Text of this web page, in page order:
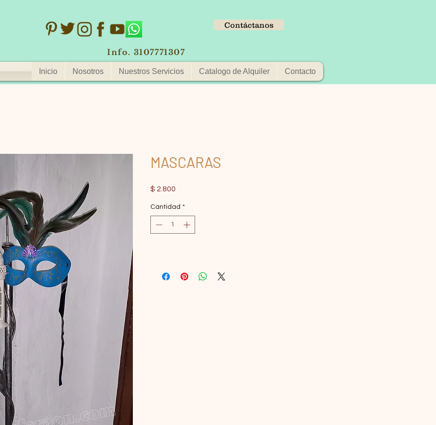
Contáctanos
Info. 3107771307
Inicio Nosotros Nuestros Servicios Catalogo de Alquiler Contacto
MASCARAS
$ 2.800Precio
Cantidad *